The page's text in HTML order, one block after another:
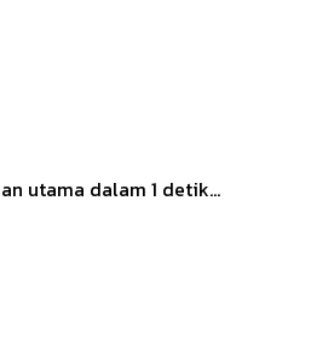
utama dalam 1 detik...